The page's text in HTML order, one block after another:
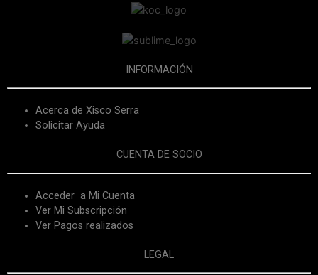
INFORMACIÓN
Acerca de Xisco Serra
Solicitar Ayuda
CUENTA DE SOCIO
Acceder a Mi Cuenta
Ver Mi Subscripción
Ver Pagos realizados
LEGAL